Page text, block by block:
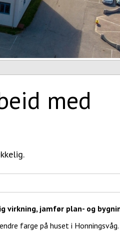
med
virkning, jamfør plan- og
farge på huset i